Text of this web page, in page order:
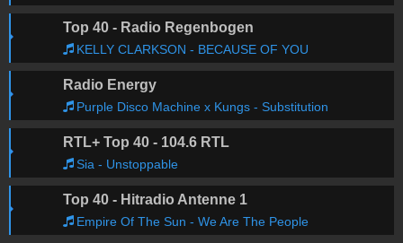
Top 40 - Radio Regenbogen
KELLY CLARKSON - BECAUSE OF YOU
Radio Energy
Purple Disco Machine x Kungs - Substitution
RTL+ Top 40 - 104.6 RTL
Sia - Unstoppable
Top 40 - Hitradio Antenne 1
Empire Of The Sun - We Are The People